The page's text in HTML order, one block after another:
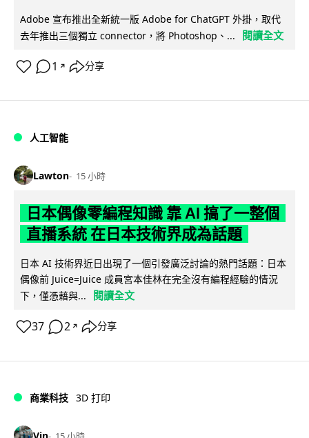
Adobe 宣布推出全新統一版 Adobe for ChatGPT 外掛，取代
去年推出三個獨立 connector，將 Photoshop、...
閱讀全文
1 ↗ 分享
人工智能
Lawton 15 小時
日本偶像零編程知識 靠 AI 搞了一整個
直播系統 在日本技術界成為話題
日本 AI 技術界近日出現了一個引發廣泛討論的熱門話題：日本
偶像前 Juice=Juice 成員宮本佳林在完全沒有編程經驗的情況
下，僅憑藉與...
閱讀全文
37 2 ↗ 分享
商業科技 3D 打印